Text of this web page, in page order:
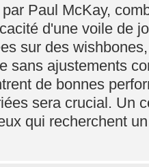
Paul McKay,
d'une voile de
sur des
sans ajustements
de bonnes
sera crucial. Un
qui recherchent